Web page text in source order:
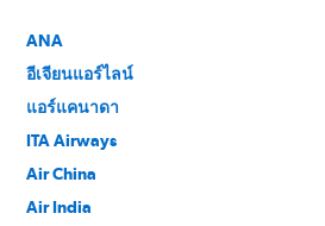
ANA
อีเจียนแอร์ไลน์
แอร์แคนาดา
ITA Airways
Air China
Air India